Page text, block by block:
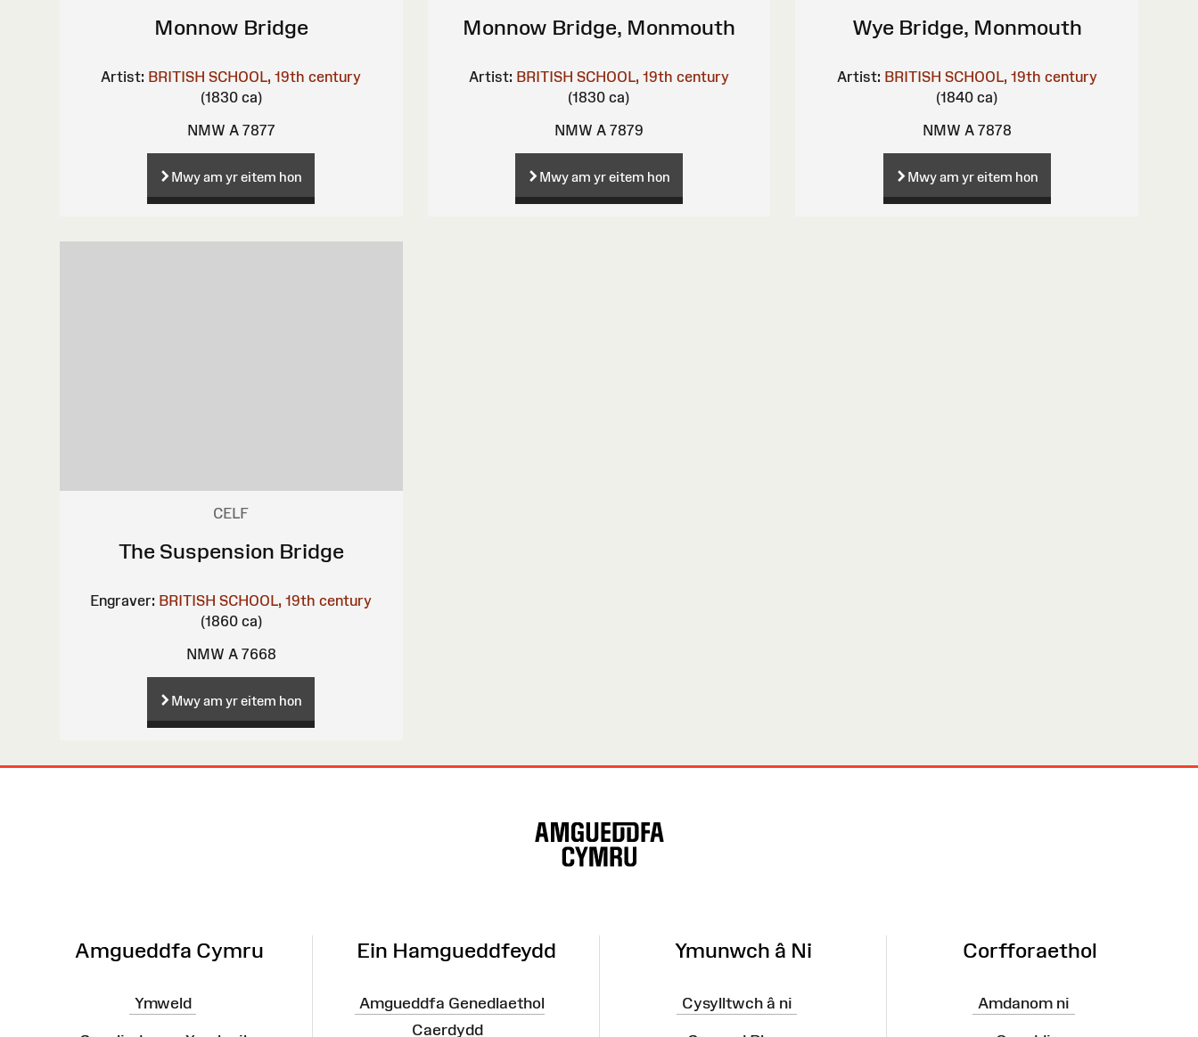
Monnow Bridge
Artist: BRITISH SCHOOL, 19th century
(1830 ca)
NMW A 7877
Mwy am yr eitem hon
Monnow Bridge, Monmouth
Artist: BRITISH SCHOOL, 19th century
(1830 ca)
NMW A 7879
Mwy am yr eitem hon
Wye Bridge, Monmouth
Artist: BRITISH SCHOOL, 19th century
(1840 ca)
NMW A 7878
Mwy am yr eitem hon
CELF
The Suspension Bridge
Engraver: BRITISH SCHOOL, 19th century
(1860 ca)
NMW A 7668
Mwy am yr eitem hon
Amgueddfa Cymru
Ymweld
Ein Hamgueddfeydd
Amgueddfa Genedlaethol
Caerdydd
Ymunwch â Ni
Cysylltwch â ni
Corfforaethol
Amdanom ni